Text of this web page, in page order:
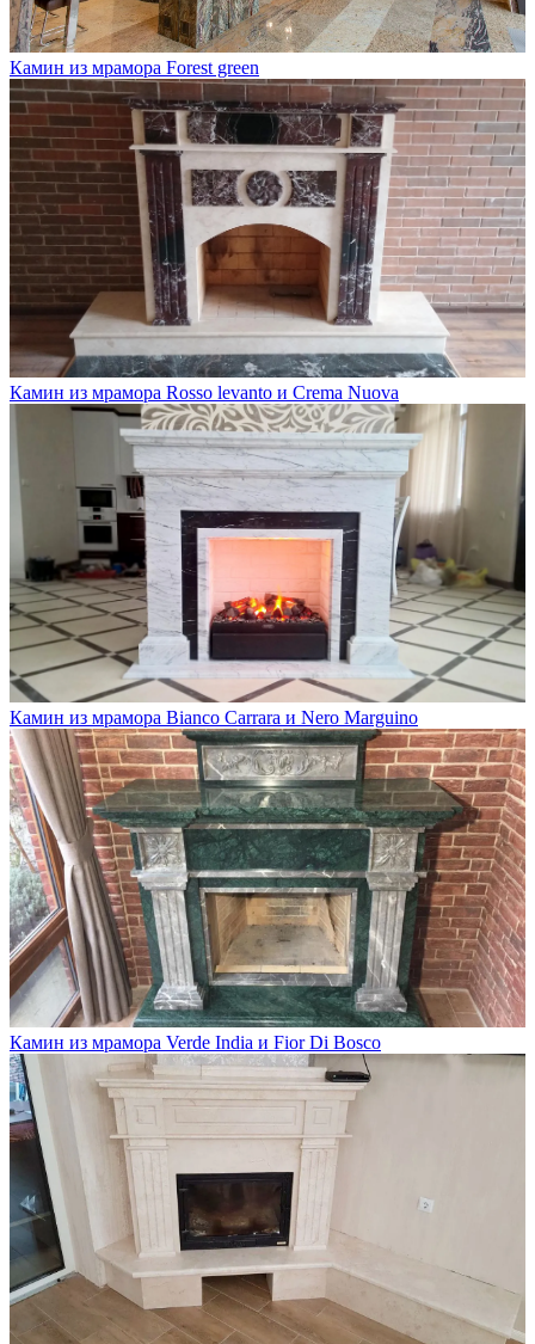
Камин из мрамора Forest green
Камин из мрамора Rosso levanto и Crema Nuova
Камин из мрамора Bianco Carrara и Nero Marguino
Камин из мрамора Verde India и Fior Di Bosco